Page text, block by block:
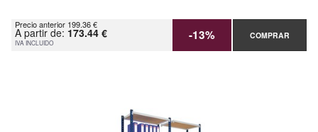
Precio anterior 199.36 €
A partir de: 173.44 €
IVA INCLUIDO -13% COMPRAR